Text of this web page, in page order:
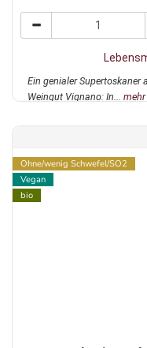
Ein genialer Supertoskaner
Weingut Vignano: In... mehr
Ohne/wenig Schwefel/SO2
Vegan
bio